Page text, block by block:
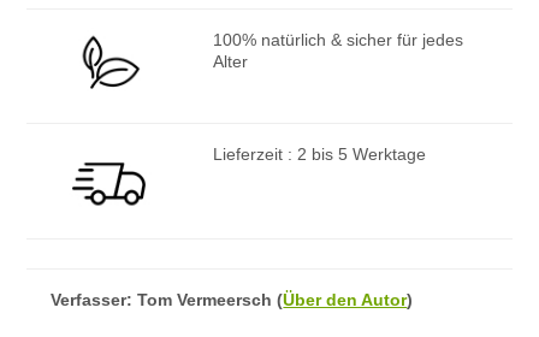
100% natürlich & sicher für jedes
Alter
Lieferzeit : 2 bis 5 Werktage
Verfasser:Tom Vermeersch (Über den Autor)